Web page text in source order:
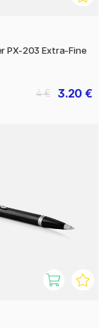
PX-203 Extra-Fine
3.20 €
4 €